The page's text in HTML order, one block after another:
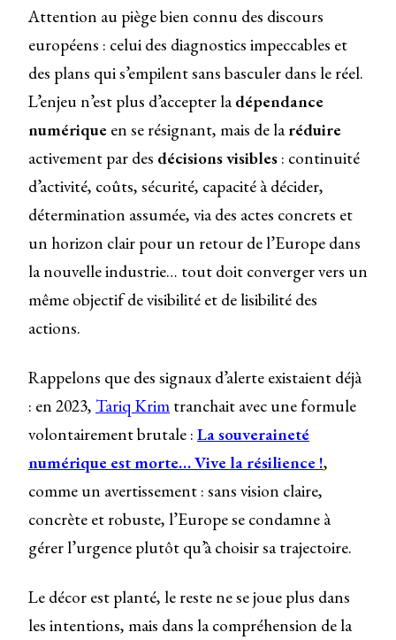
Attention au piège bien connu des discours
européens : celui des diagnostics impeccables et
des plans qui s’empilent sans basculer dans le réel.
L’enjeu n’est plus d’accepter la dépendance
numérique en se résignant, mais de la réduire
activement par des décisions visibles : continuité
d’activité, coûts, sécurité, capacité à décider,
détermination assumée, via des actes concrets et
un horizon clair pour un retour de l’Europe dans
la nouvelle industrie… tout doit converger vers un
même objectif de visibilité et de lisibilité des
actions.
Rappelons que des signaux d’alerte existaient déjà
: en 2023, Tariq Krim tranchait avec une formule
volontairement brutale : La souveraineté
numérique est morte… Vive la résilience !,
comme un avertissement : sans vision claire,
concrète et robuste, l’Europe se condamne à
gérer l’urgence plutôt qu’à choisir sa trajectoire.
Le décor est planté, le reste ne se joue plus dans
les intentions, mais dans la compréhension de la